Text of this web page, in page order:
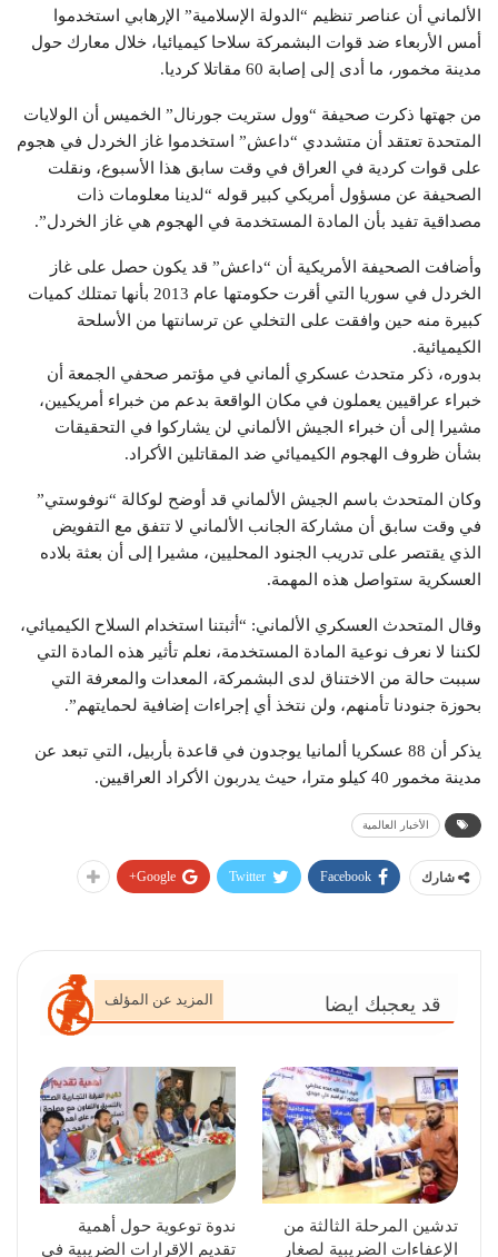
الألماني أن عناصر تنظيم “الدولة الإسلامية” الإرهابي استخدموا
أمس الأربعاء ضد قوات البشمركة سلاحا كيميائيا، خلال معارك حول
مدينة مخمور، ما أدى إلى إصابة 60 مقاتلا كرديا.
من جهتها ذكرت صحيفة “وول ستريت جورنال” الخميس أن الولايات
المتحدة تعتقد أن متشددي “داعش” استخدموا غاز الخردل في هجوم
على قوات كردية في العراق في وقت سابق هذا الأسبوع، ونقلت
الصحيفة عن مسؤول أمريكي كبير قوله “لدينا معلومات ذات
مصداقية تفيد بأن المادة المستخدمة في الهجوم هي غاز الخردل”.
وأضافت الصحيفة الأمريكية أن “داعش” قد يكون حصل على غاز
الخردل في سوريا التي أقرت حكومتها عام 2013 بأنها تمتلك كميات
كبيرة منه حين وافقت على التخلي عن ترسانتها من الأسلحة
الكيميائية.
بدوره، ذكر متحدث عسكري ألماني في مؤتمر صحفي الجمعة أن
خبراء عراقيين يعملون في مكان الواقعة بدعم من خبراء أمريكيين،
مشيرا إلى أن خبراء الجيش الألماني لن يشاركوا في التحقيقات
بشأن ظروف الهجوم الكيميائي ضد المقاتلين الأكراد.
وكان المتحدث باسم الجيش الألماني قد أوضح لوكالة “نوفوستي”
في وقت سابق أن مشاركة الجانب الألماني لا تتفق مع التفويض
الذي يقتصر على تدريب الجنود المحليين، مشيرا إلى أن بعثة بلاده
العسكرية ستواصل هذه المهمة.
وقال المتحدث العسكري الألماني: “أثبتنا استخدام السلاح الكيميائي،
لكننا لا نعرف نوعية المادة المستخدمة، نعلم تأثير هذه المادة التي
سببت حالة من الاختناق لدى البشمركة، المعدات والمعرفة التي
بحوزة جنودنا تأمنهم، ولن نتخذ أي إجراءات إضافية لحمايتهم”.
يذكر أن 88 عسكريا ألمانيا يوجدون في قاعدة بأربيل، التي تبعد عن
مدينة مخمور 40 كيلو مترا، حيث يدربون الأكراد العراقيين.
الأخبار العالمية
شارك Facebook
Twitter
Google+
قد يعجبك ايضا المزيد عن المؤلف
تدشين المرحلة الثالثة من
الإعفاءات الضريبية لصغار
ندوة توعوية حول أهمية
تقديم الإقرارات الضريبية في